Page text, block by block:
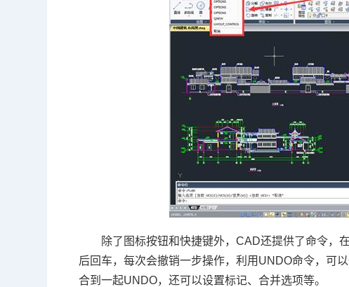
除了图标按钮和快捷键外，CAD还提供了命令，
后回车，每次会撤销一步操作，利用 UNDO命令，可
合到一起UNDO，还可以设置标记、合并选项等。